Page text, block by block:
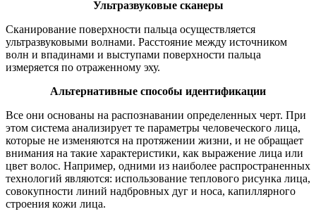
Ультразвуковые сканеры
Сканирование поверхности пальца осуществляется
ультразвуковыми волнами. Расстояние между источником
волн и впадинами и выступами поверхности пальца
измеряется по отраженному эху.
Альтернативные способы идентификации
Все они основаны на распознавании определенных черт. При
этом система анализирует те параметры человеческого лица,
которые не изменяются на протяжении жизни, и не обращает
внимания на такие характеристики, как выражение лица или
цвет волос. Например, одними из наиболее распространенных
технологий являются: использование теплового рисунка лица,
совокупности линий надбровных дуг и носа, капиллярного
строения кожи лица.